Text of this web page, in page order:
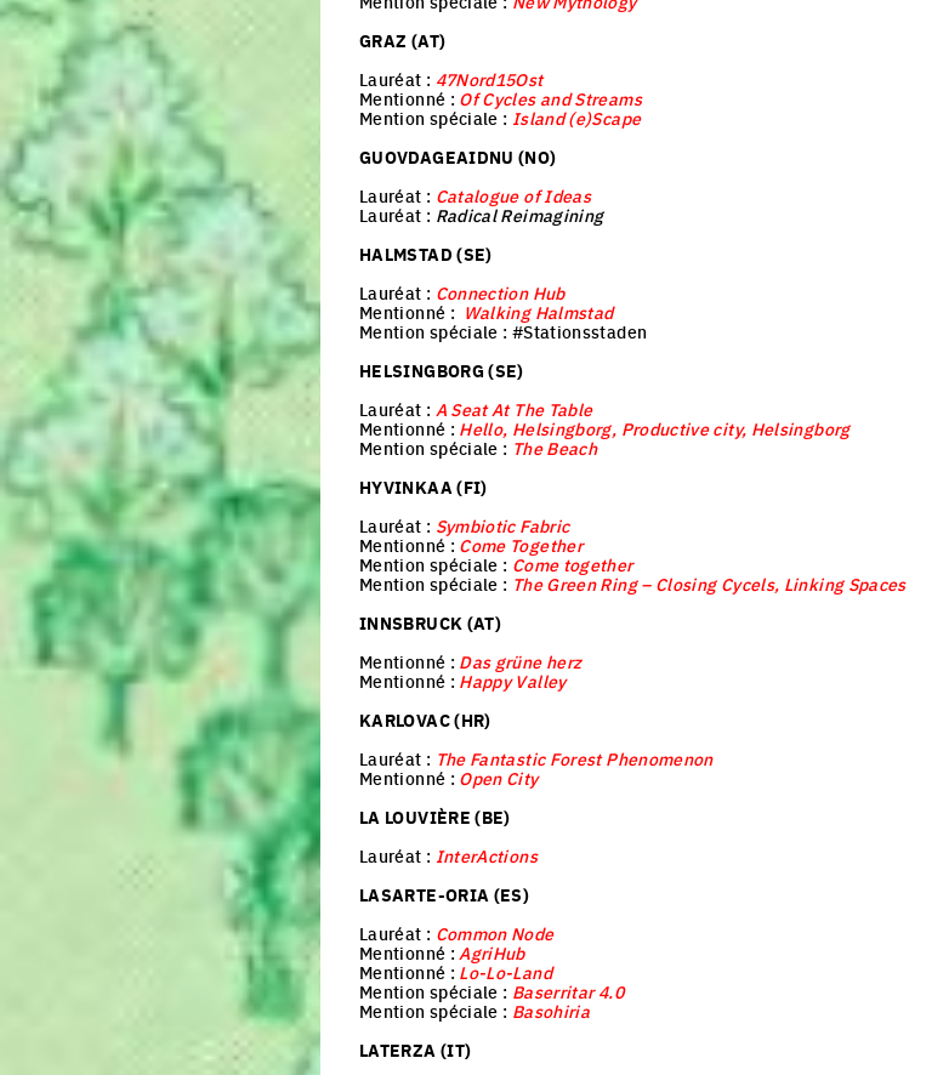
GRAZ (AT)
Lauréat : 47Nord15Ost
Mentionné : Of Cycles and Streams
Mention spéciale : Island (e)Scape
GUOVDAGEAIDNU (NO)
Lauréat : Catalogue of Ideas
Lauréat : Radical Reimagining
HALMSTAD (SE)
Lauréat : Connection Hub
Mentionné : Walking Halmstad
Mention spéciale : #Stationsstaden
HELSINGBORG (SE)
Lauréat : A Seat At The Table
Mentionné : Hello, Helsingborg, Productive city, Helsingborg
Mention spéciale : The Beach
HYVINKAA (FI)
Lauréat : Symbiotic Fabric
Mentionné : Come Together
Mention spéciale : Come together
Mention spéciale : The Green Ring – Closing Cycels, Linking Spaces
INNSBRUCK (AT)
Mentionné : Das grüne herz
Mentionné : Happy Valley
KARLOVAC (HR)
Lauréat : The Fantastic Forest Phenomenon
Mentionné : Open City
LA LOUVIÈRE (BE)
Lauréat : InterActions
LASARTE-ORIA (ES)
Lauréat : Common Node
Mentionné :AgriHub
Mentionné : Lo-Lo-Land
Mention spéciale : Baserritar 4.0
Mention spéciale : Basohiria
LATERZA (IT)